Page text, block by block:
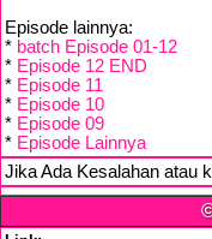
Episode lainnya:
* batch Episode 01-12
* Episode 12 END
* Episode 11
* Episode 10
* Episode 09
* Episode Lainnya
Jika Ada Kesalahan atau